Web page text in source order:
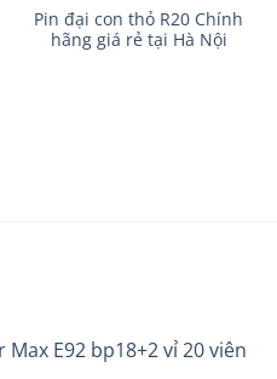
Pin đại con thỏ R20 Chính
hãng giá rẻ tại Hà Nội
Max E92 bp18+2 vỉ 20 viên